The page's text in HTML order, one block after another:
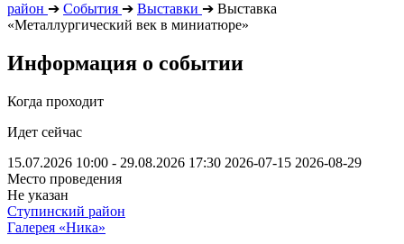
район ➔ События ➔ Выставки ➔ Выставка
«Металлургический век в миниатюре»
Информация о событии
Когда проходит
Идет сейчас
15.07.2026 10:00 - 29.08.2026 17:30 2026-07-15 2026-08-29
Место проведения
Не указан
Ступинский район
Галерея «Ника»